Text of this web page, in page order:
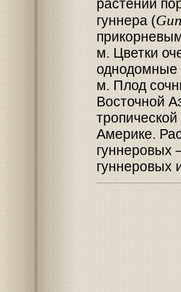
растений
гуннера (
м. Цветки
однодомные
м. Плод
Восточной
Америке.
гуннеровых
гуннеровых